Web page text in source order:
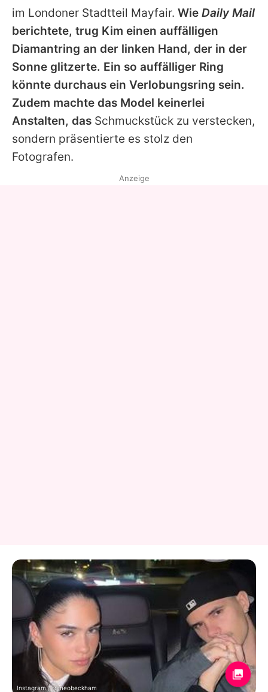
im Londoner Stadtteil Mayfair. Wie Daily Mail
berichtete, trug Kim einen auffälligen
Diamantring an der linken Hand, der in der
Sonne glitzerte. Ein so auffälliger Ring
könnte durchaus ein Verlobungsring sein.
Zudem machte das Model keinerlei
Anstalten, das Schmuckstück zu verstecken,
sondern präsentierte es stolz den
Fotografen.
Anzeige
Instagram / romeobeckham